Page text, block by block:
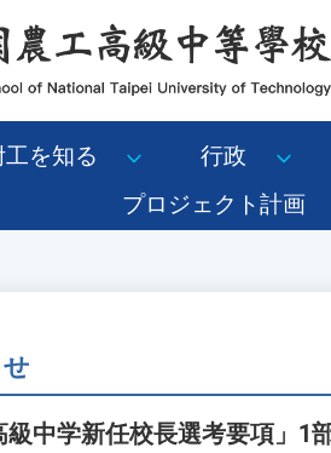
を知る 行政
プロジェクト計画
級中学新任校長選考要項」1